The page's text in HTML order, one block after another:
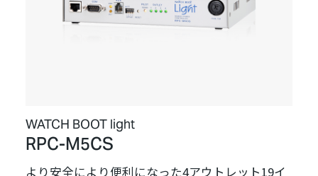
WATCH BOOT light
RPC-M5CS
より安全により便利になった4アウトレット19イ